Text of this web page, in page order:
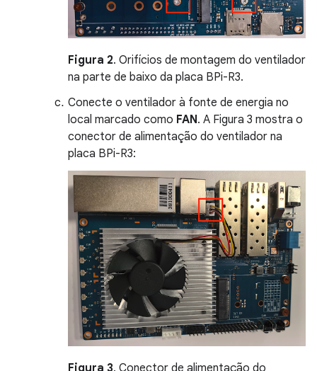
Figura 2. Orifícios de montagem do ventilador
na parte de baixo da placa BPi-R3.
Conecte o ventilador à fonte de energia no
local marcado como FAN. A Figura 3 mostra o
conector de alimentação do ventilador na
placa BPi-R3: